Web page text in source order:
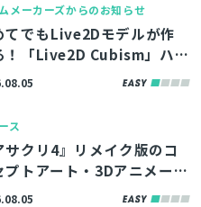
メーカーズからのお知らせ
てでもLive2Dモデルが作
！「Live2D Cubism」ハン
ンが「ゲームメーカーズ ス
ス
サクリ4』リメイク版のコ
プトアート・3Dアニメーシ
など500点以上、ArtStati